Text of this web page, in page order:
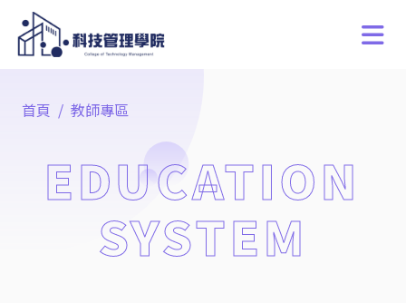
首頁 教師專區
EDUCATION
SYSTEM